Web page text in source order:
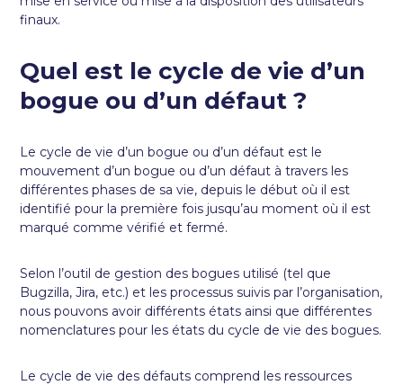
finaux.
Quel est le cycle de vie d’un
bogue ou d’un défaut ?
Le cycle de vie d’un bogue ou d’un défaut est le
mouvement d’un bogue ou d’un défaut à travers les
différentes phases de sa vie, depuis le début où il est
identifié pour la première fois jusqu’au moment où il est
marqué comme vérifié et fermé.
Selon l’outil de gestion des bogues utilisé (tel que
Bugzilla, Jira, etc.) et les processus suivis par l’organisation,
nous pouvons avoir différents états ainsi que différentes
nomenclatures pour les états du cycle de vie des bogues.
Le cycle de vie des défauts comprend les ressources